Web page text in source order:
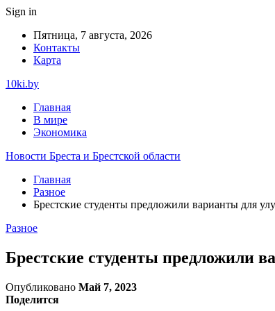
Sign in
Пятница, 7 августа, 2026
Контакты
Карта
10ki.by
Главная
В мире
Экономика
Новости Бреста и Брестской области
Главная
Разное
Брестские студенты предложили варианты для
Разное
Брестские студенты предложили
Опубликовано Май 7, 2023
Поделится